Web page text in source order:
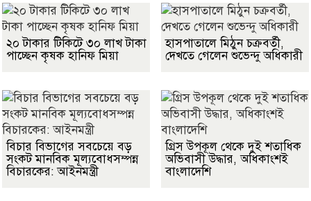
২০ টাকার টিকিটে ৩০ লাখ টাকা
পাচ্ছেন কৃষক হানিফ মিয়া
হাসপাতালে মিঠুন চক্রবর্তী,
দেখতে গেলেন শুভেন্দু অধিকারী
বিচার বিভাগের সবচেয়ে বড়
সংকট মানবিক মূল্যবোধসম্পন্ন
বিচারকের: আইনমন্ত্রী
গ্রিস উপকূল থেকে দুই শতাধিক
অভিবাসী উদ্ধার, অধিকাংশই
বাংলাদেশি